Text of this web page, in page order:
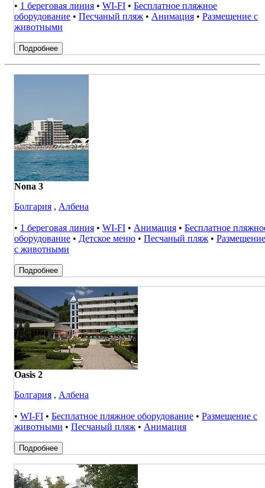
• 1 береговая линия • WI-FI • Бесплатное пляжное
оборудование • Песчаный пляж • Анимация • Размещение с
животными
Подробнее
Nona 3
Болгария , Албена
• 1 береговая линия • WI-FI • Анимация • Бесплатное
оборудование • Детское меню • Песчаный пляж • Размещение
с животными
Подробнее
Oasis 2
Болгария , Албена
• WI-FI • Бесплатное пляжное оборудование • Размещение с
животными • Песчаный пляж • Анимация
Подробнее